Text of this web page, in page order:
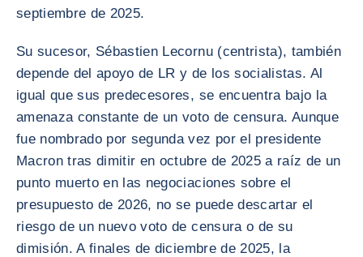
septiembre de 2025.
Su sucesor, Sébastien Lecornu (centrista), también
depende del apoyo de LR y de los socialistas. Al
igual que sus predecesores, se encuentra bajo la
amenaza constante de un voto de censura. Aunque
fue nombrado por segunda vez por el presidente
Macron tras dimitir en octubre de 2025 a raíz de un
punto muerto en las negociaciones sobre el
presupuesto de 2026, no se puede descartar el
riesgo de un nuevo voto de censura o de su
dimisión. A finales de diciembre de 2025, la